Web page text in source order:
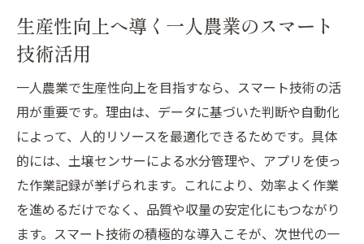
生産性向上へ導く一人農業のスマート
技術活用
一人農業で生産性向上を目指すなら、スマート技術の活
用が重要です。理由は、データに基づいた判断や自動化
によって、人的リソースを最適化できるためです。具体
的には、土壌センサーによる水分管理や、アプリを使っ
た作業記録が挙げられます。これにより、効率よく作業
を進めるだけでなく、品質や収量の安定化にもつながり
ます。スマート技術の積極的な導入こそが、次世代の一